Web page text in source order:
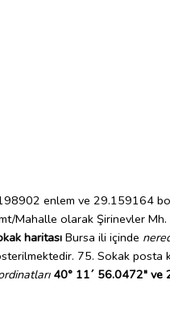
enlem ve 29.159164
Mahalle olarak Şirinevler Mh.
haritası Bursa ili içinde
75. Sokak posta
40° 11´ 56.0472" ve